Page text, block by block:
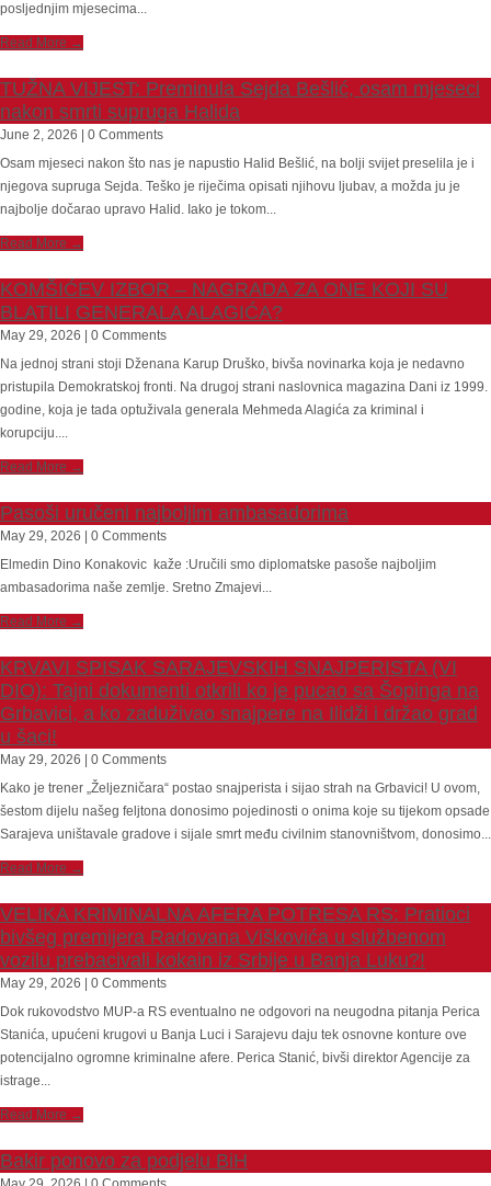
posljednjim mjesecima...
Read More →
TUŽNA VIJEST: Preminula Sejda Bešlić, osam mjeseci
nakon smrti supruga Halida
June 2, 2026 | 0 Comments
Osam mjeseci nakon što nas je napustio Halid Bešlić, na bolji svijet preselila je i
njegova supruga Sejda. Teško je riječima opisati njihovu ljubav, a možda ju je
najbolje dočarao upravo Halid. Iako je tokom...
Read More →
KOMŠIĆEV IZBOR – NAGRADA ZA ONE KOJI SU
BLATILI GENERALA ALAGIĆA?
May 29, 2026 | 0 Comments
Na jednoj strani stoji Dženana Karup Druško, bivša novinarka koja je nedavno
pristupila Demokratskoj fronti. Na drugoj strani naslovnica magazina Dani iz 1999.
godine, koja je tada optuživala generala Mehmeda Alagića za kriminal i
korupciju....
Read More →
Pasoši uručeni najboljim ambasadorima
May 29, 2026 | 0 Comments
Elmedin Dino Konakovic kaže :Uručili smo diplomatske pasoše najboljim
ambasadorima naše zemlje. Sretno Zmajevi...
Read More →
KRVAVI SPISAK SARAJEVSKIH SNAJPERISTA (VI
DIO): Tajni dokumenti otkrili ko je pucao sa Šopinga na
Grbavici, a ko zaduživao snajpere na Ilidži i držao grad
u šaci!
May 29, 2026 | 0 Comments
Kako je trener „Željezničara“ postao snajperista i sijao strah na Grbavici! U ovom,
šestom dijelu našeg feljtona donosimo pojedinosti o onima koje su tijekom opsade
Sarajeva uništavale gradove i sijale smrt među civilnim stanovništvom, donosimo...
Read More →
VELIKA KRIMINALNA AFERA POTRESA RS: Pratioci
bivšeg premijera Radovana Viškovića u službenom
vozilu prebacivali kokain iz Srbije u Banja Luku?!
May 29, 2026 | 0 Comments
Dok rukovodstvo MUP-a RS eventualno ne odgovori na neugodna pitanja Perica
Stanića, upućeni krugovi u Banja Luci i Sarajevu daju tek osnovne konture ove
potencijalno ogromne kriminalne afere. Perica Stanić, bivši direktor Agencije za
istrage...
Read More →
Bakir ponovo za podjelu BiH